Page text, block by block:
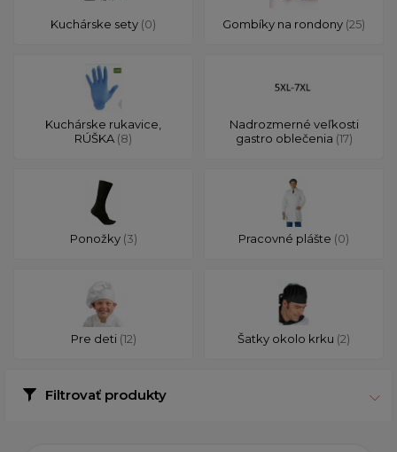
Kuchárske sety (0) Gombíky na rondony (25)
Kuchárske rukavice,
RÚŠKA (8)
Nadrozmerné veľkosti
gastro oblečenia (17)
Ponožky (3) Pracovné plášte (0)
Pre deti (12) Šatky okolo krku (2)
Filtrovať produkty